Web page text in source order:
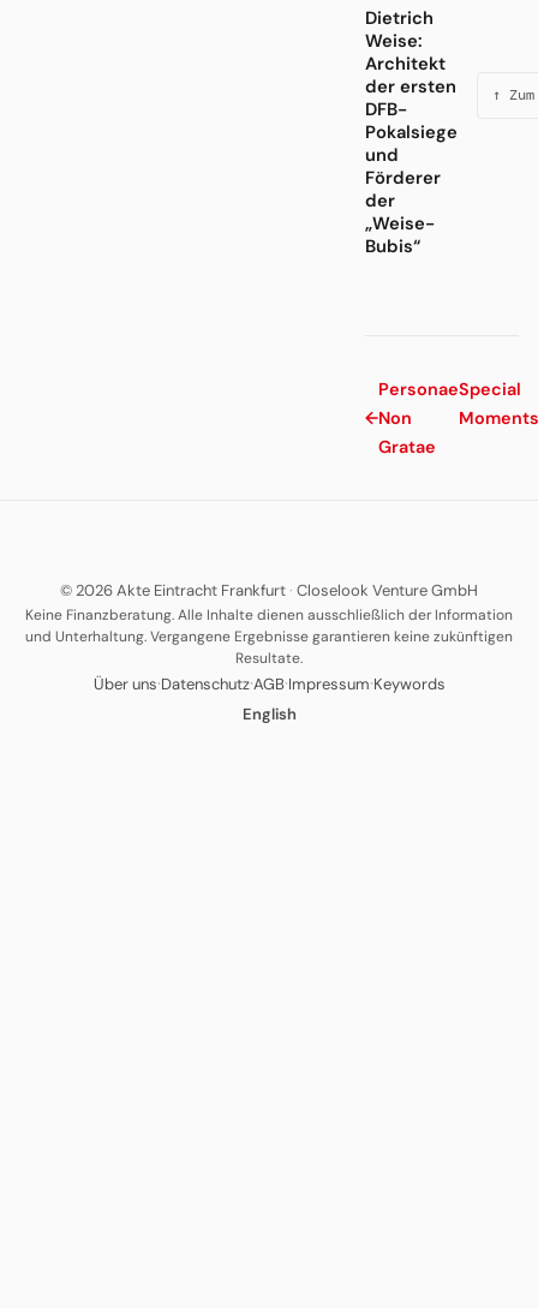
Dietrich
Weise:
Architekt
der ersten
DFB-
Pokalsiege
und
Förderer
der
„Weise-
Bubis“
↑
←
Personae
Non
Gratae
Special
Moments
© 2026 Akte Eintracht Frankfurt· Closelook Venture GmbH
Keine Finanzberatung. Alle Inhalte dienen ausschließlich der Information
und Unterhaltung. Vergangene Ergebnisse garantieren keine zukünftigen
Resultate.
Über uns·Datenschutz·AGB·Impressum·Keywords
English